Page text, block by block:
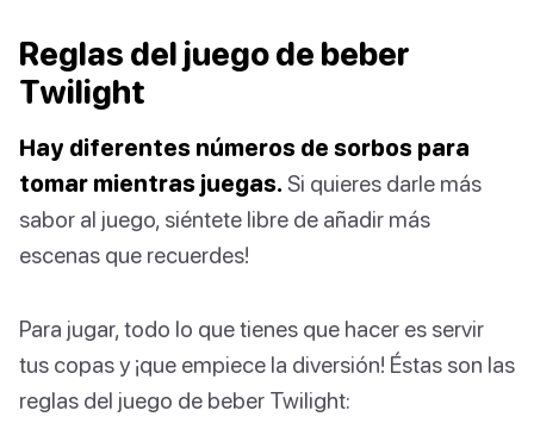
Reglas del juego de beber
Twilight
Hay diferentes números de sorbos para
tomar mientras juegas. Si quieres darle más
sabor al juego, siéntete libre de añadir más
escenas que recuerdes!
Para jugar, todo lo que tienes que hacer es servir
tus copas y ¡que empiece la diversión! Éstas son las
reglas del juego de beber Twilight: